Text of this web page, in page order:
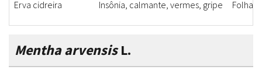
Erva cidreira Insônia, calmante, vermes, gripe Folha
Mentha arvensisL.